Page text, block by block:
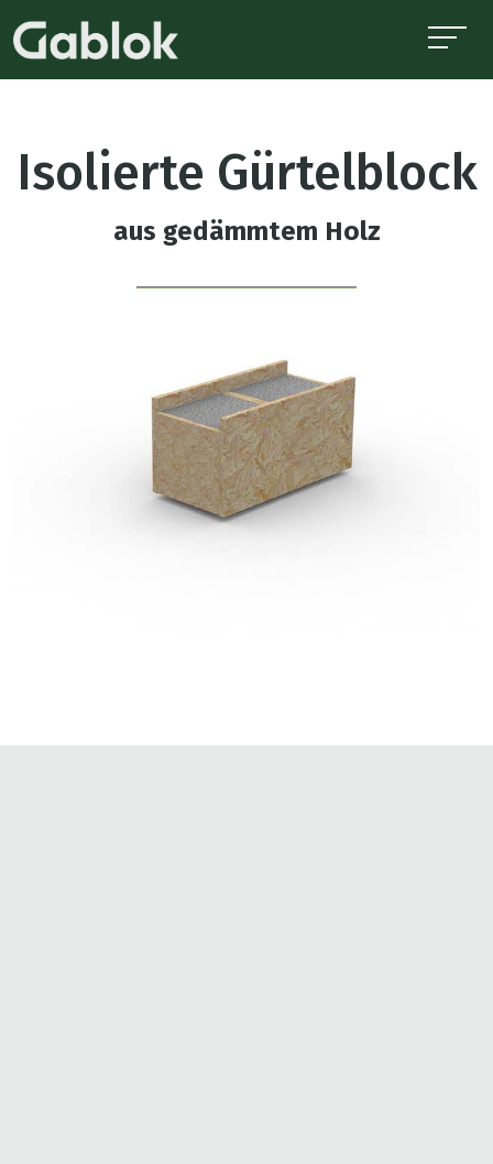
Isolierte Gürtelblock
aus gedämmtem Holz